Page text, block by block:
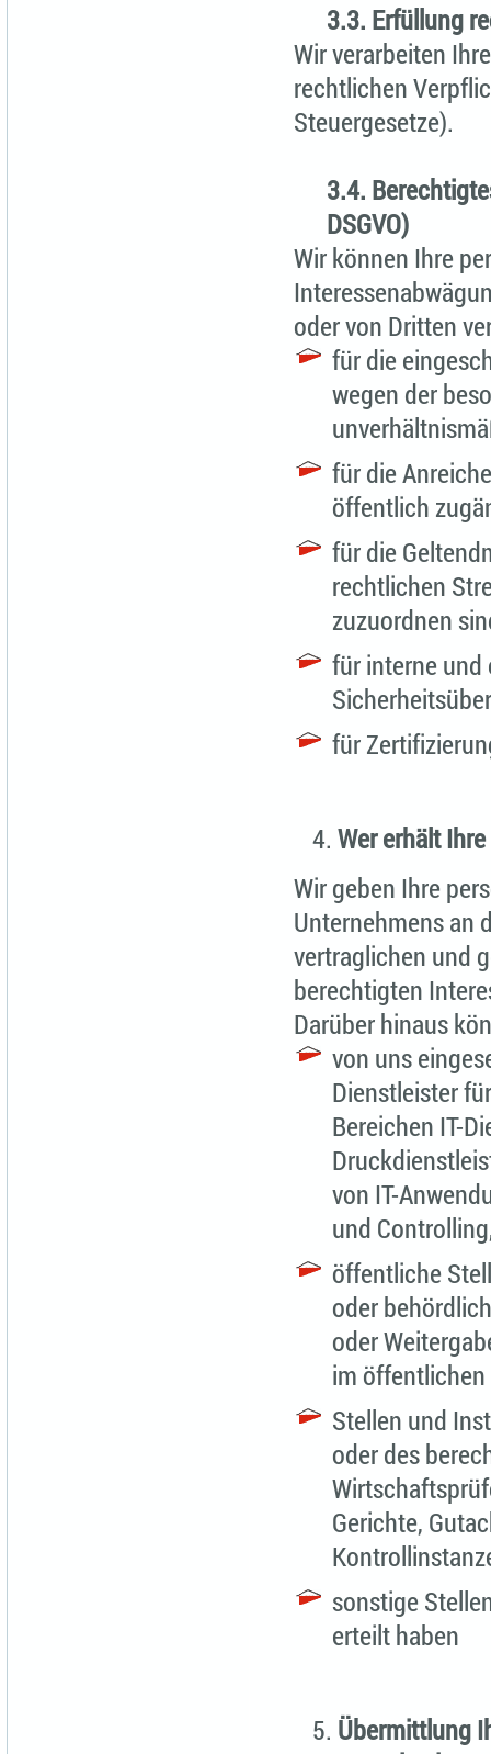
3.3. Erfüllung
Wir verarbeiten
rechtlichen
Steuergesetze).
3.4.
DSGVO)
Wir können Ihre
oder von Dritten
für die
wegen der
für die
öffentlich
für die
rechtlichen
zuzuordnen
für interne
für
Wer erhält
Wir geben Ihre
Unternehmens an
vertraglichen und
berechtigten
Darüber hinaus
von uns
Dienstleister
Bereichen IT-
von IT-
und
öffentliche
oder
oder
im
Stellen und
oder des
Gerichte,
sonstige
erteilt haben
Übermittlung